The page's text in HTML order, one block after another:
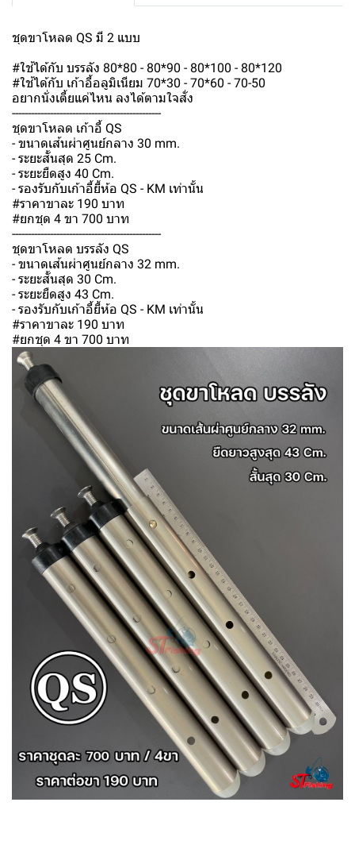
ชุดขาโหลด QS มี 2 แบบ
#ใช้ได้กับ บรรลัง 80*80 - 80*90 - 80*100 - 80*120
#ใช้ได้กับ เก้าอี้อลูมิเนียม 70*30 - 70*60 - 70-50
อยากนั่งเตี้ยแค่ไหน ลงได้ตามใจสั่ง
-----------------------------------------------
ชุดขาโหลด เก้าอี้ QS
- ขนาดเส้นผ่าศูนย์กลาง 30 mm.
- ระยะสั้นสุด 25 Cm.
- ระยะยืดสูง 40 Cm.
- รองรับกับเก้าอี้ยี้ห้อ QS - KM เท่านั้น
#ราคาขาละ 190 บาท
#ยกชุด 4 ขา 700 บาท
-----------------------------------------------
ชุดขาโหลด บรรลัง QS
- ขนาดเส้นผ่าศูนย์กลาง 32 mm.
- ระยะสั้นสุด 30 Cm.
- ระยะยืดสูง 43 Cm.
- รองรับกับเก้าอี้ยี้ห้อ QS - KM เท่านั้น
#ราคาขาละ 190 บาท
#ยกชุด 4 ขา 700 บาท